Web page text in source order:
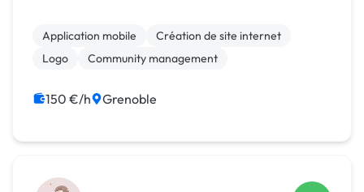
Application mobile
Création de site internet
Logo
Community management
150 €/h Grenoble